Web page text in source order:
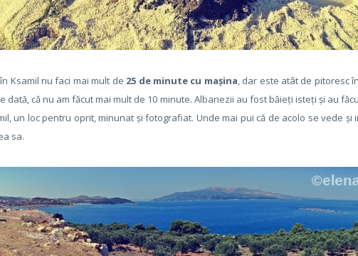
Ksamil nu faci mai mult de 25 de minute cu mașina, dar este atât de pitoresc
dată, că nu am făcut mai mult de 10 minute. Albanezii au fost băieți isteți și au
un loc pentru oprit, minunat și fotografiat. Unde mai pui că de acolo se vede și
sa.